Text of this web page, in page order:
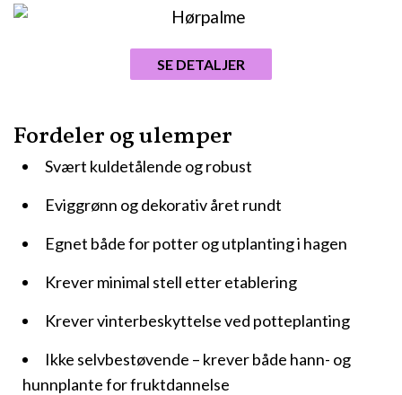
Fordeler og ulemper
Svært kuldetålende og robust
Eviggrønn og dekorativ året rundt
Egnet både for potter og utplanting i hagen
Krever minimal stell etter etablering
Krever vinterbeskyttelse ved potteplanting
Ikke selvbestøvende – krever både hann- og
hunnplante for fruktdannelse
SE DETALJER